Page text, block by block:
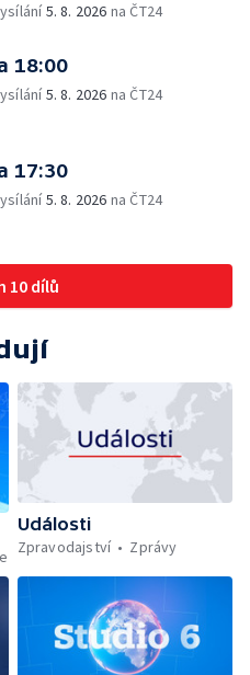
5. 8. 2026 na ČT24
18:00
5. 8. 2026 na ČT24
17:30
5. 8. 2026 na ČT24
10 dílů
Události
Zpravodajství
Zprávy